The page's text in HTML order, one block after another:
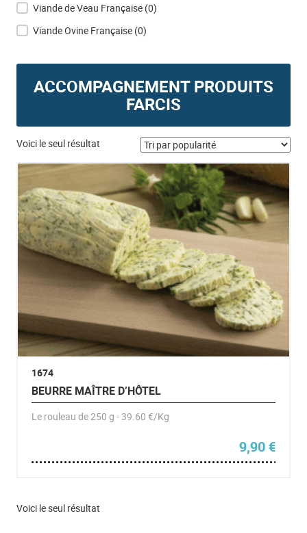
Viande de Veau Française (0)
Viande Ovine Française (0)
ACCOMPAGNEMENT PRODUITS
FARCIS
Voici le seul résultat
1674
BEURRE MAÎTRE D’HÔTEL
Le rouleau de 250 g - 39.60 €/Kg
9,90€
Voici le seul résultat